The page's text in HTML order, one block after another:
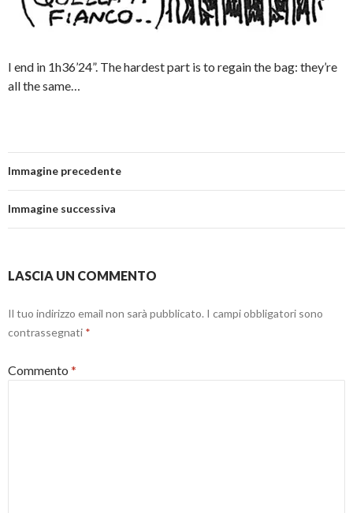
I end in 1h36’24”. The hardest part is to regain the bag: they’re
all the same…
Immagine precedente
Immagine successiva
LASCIA UN COMMENTO
Il tuo indirizzo email non sarà pubblicato. I campi obbligatori sono
contrassegnati *
Commento *